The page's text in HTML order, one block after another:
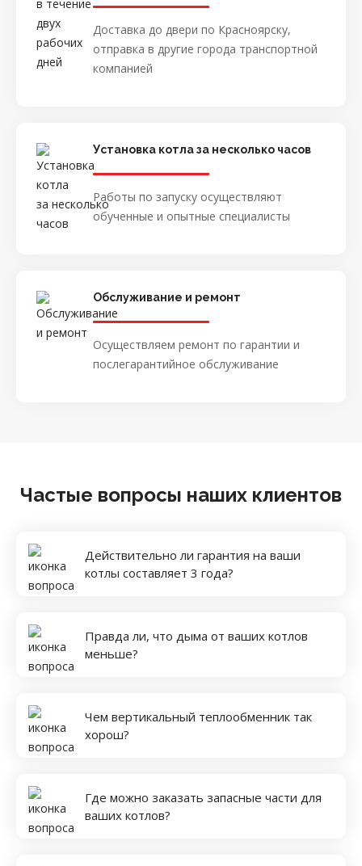
Доставка до двери по Красноярску,
отправка в другие города транспортной
компанией
Установка котла за несколько часов
Работы по запуску осуществляют
обученные и опытные специалисты
Обслуживание и ремонт
Осуществляем ремонт по гарантии и
послегарантийное обслуживание
Частые вопросы наших клиентов
Действительно ли гарантия на ваши
котлы составляет 3 года?
Правда ли, что дыма от ваших котлов
меньше?
Чем вертикальный теплообменник так
хорош?
Где можно заказать запасные части для
ваших котлов?